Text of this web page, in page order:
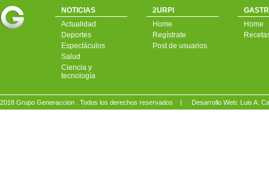
NOTICIAS
Actualidad
Deportes
Espectáculos
Salud
Ciencia y
tecnología
2URPI
Home
Regístrate
Post de usuarios
Home
2018 Grupo Generaccion . Todos los derechos reservados | Desarrollo Web: Luis